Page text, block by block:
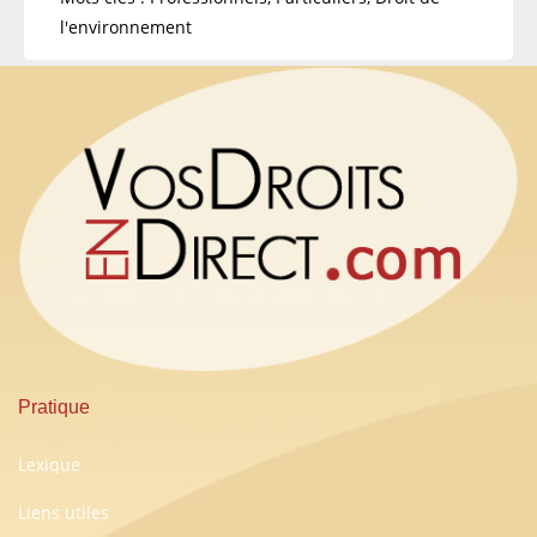
l'environnement
Pratique
Lexique
Liens utiles